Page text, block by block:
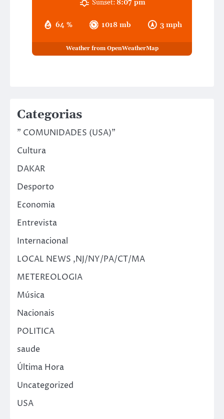
64 % 1018 mb 3 mph
Sunset:8:07 pm
Weather from OpenWeatherMap
Categorias
" COMUNIDADES (USA)"
Cultura
DAKAR
Desporto
Economia
Entrevista
Internacional
LOCAL NEWS ,NJ/NY/PA/CT/MA
METEREOLOGIA
Música
Nacionais
POLITICA
saude
Última Hora
Uncategorized
USA